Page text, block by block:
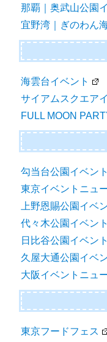
那覇｜奥武山公園
宜野湾｜ぎのわん
海雲台イベント
サイアムスクエア
FULL MOON
勾当台公園イベン
東京イベントニュ
上野恩賜公園イベ
代々木公園イベン
日比谷公園イベン
久屋大通公園イベ
大阪イベントニュ
東京フードフェス